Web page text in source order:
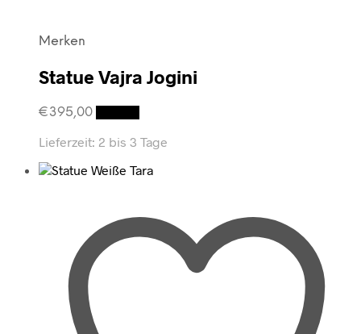
Merken
Statue Vajra Jogini
€395,00
Lieferzeit: 2 bis 3 Tage